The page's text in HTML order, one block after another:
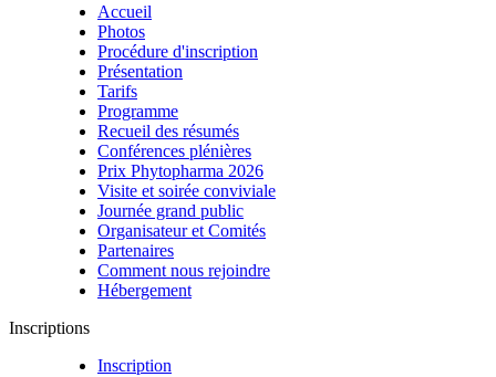
Accueil
Photos
Procédure d'inscription
Présentation
Tarifs
Programme
Recueil des résumés
Conférences plénières
Prix Phytopharma 2026
Visite et soirée conviviale
Journée grand public
Organisateur et Comités
Partenaires
Comment nous rejoindre
Hébergement
Inscriptions
Inscription